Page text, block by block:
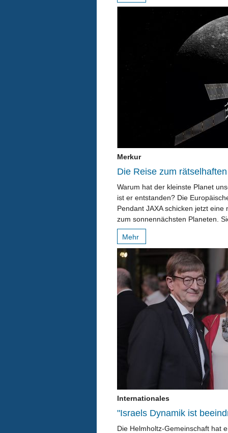
Merkur
Die Reise zum
Warum hat der kleinste Planet
ist er entstanden? Die
Pendant JAXA schicken jetzt
zum sonnennächsten Planeten.
Mehr
Internationales
"Israels Dynamik ist
Die Helmholtz-Gemeinschaft hat